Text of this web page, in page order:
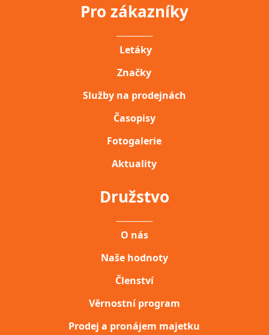
Pro zákazníky
Letáky
Značky
Služby na prodejnách
Časopisy
Fotogalerie
Aktuality
Družstvo
O nás
Naše hodnoty
Členství
Věrnostní program
Prodej a pronájem majetku